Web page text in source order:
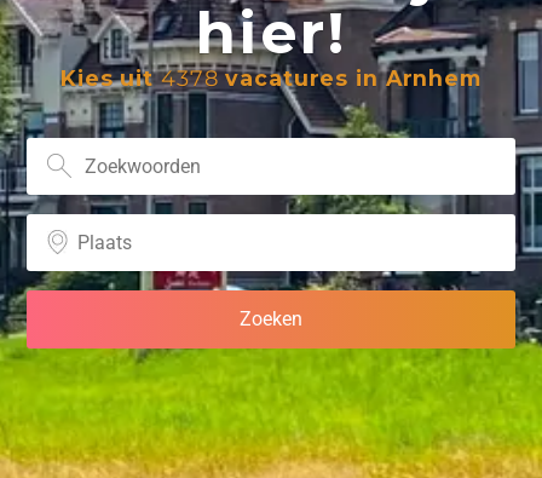
hier!
Kies uit4378vacatures in Arnhem